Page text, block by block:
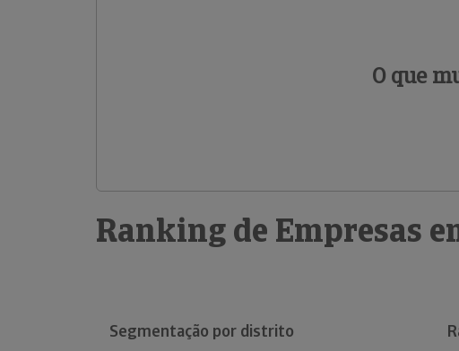
O que
Ranking de Empresas
Segmentação por distrito